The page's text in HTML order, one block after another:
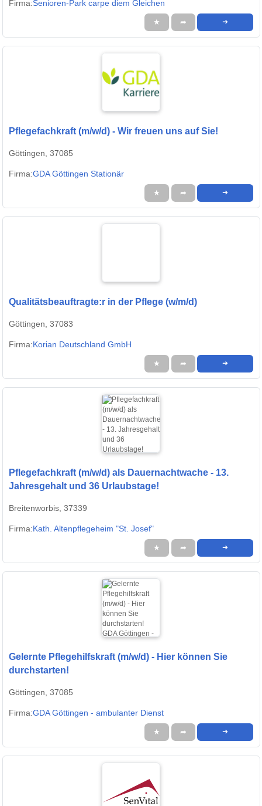
Firma:Senioren-Park carpe diem Gleichen
★ ➦ ➜
Pflegefachkraft (m/w/d) - Wir freuen uns auf Sie!
Göttingen, 37085
Firma:GDA Göttingen Stationär
★ ➦ ➜
Qualitätsbeauftragte:r in der Pflege (w/m/d)
Göttingen, 37083
Firma:Korian Deutschland GmbH
★ ➦ ➜
Pflegefachkraft (m/w/d) als Dauernachtwache - 13.
Jahresgehalt und 36 Urlaubstage!
Breitenworbis, 37339
Firma:Kath. Altenpflegeheim "St. Josef"
★ ➦ ➜
Gelernte Pflegehilfskraft (m/w/d) - Hier können Sie
durchstarten!
Göttingen, 37085
Firma:GDA Göttingen - ambulanter Dienst
★ ➦ ➜